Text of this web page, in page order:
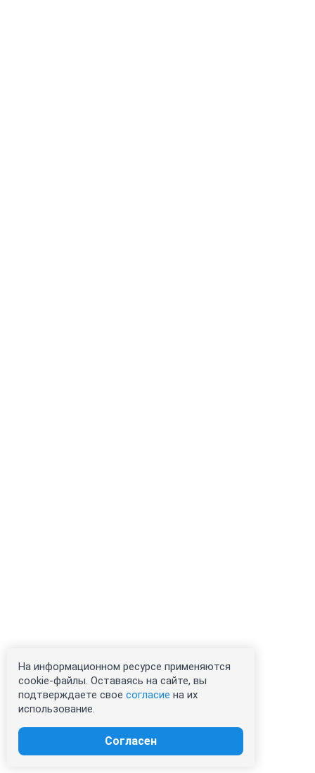
На информационном ресурсе применяются
cookie-файлы. Оставаясь на сайте, вы
подтверждаете свое согласие на их
использование.
Согласен